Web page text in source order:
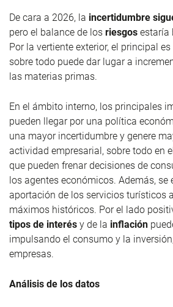
De cara a 2026, la incertidumbre
pero el balance de los riesgos estaría
Por la vertiente exterior, el principal es
sobre todo puede dar lugar a
las materias primas.
En el ámbito interno, los principales
pueden llegar por una política
una mayor incertidumbre y genere
actividad empresarial, sobre todo en
que pueden frenar decisiones de
los agentes económicos. Además, se
aportación de los servicios turísticos
máximos históricos. Por el lado
tipos de interés y de la inflación
impulsando el consumo y la
empresas.
Análisis de los datos